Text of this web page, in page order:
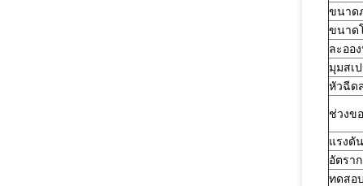
ขนาด
ขนาด
ละออ
มุมสเ
หัวฉีด
ช่วงข
แรงดั
อัตรา
ทดสอ